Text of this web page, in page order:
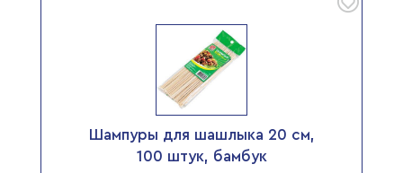
Шампуры для шашлыка 20 см,
100 штук, бамбук